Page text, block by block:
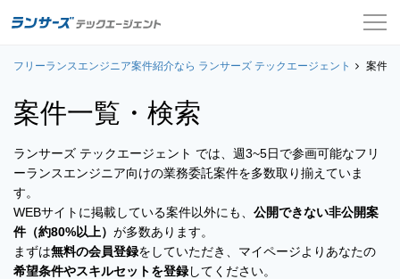
案件一覧
お役立ちコンテンツ
よくある質問
ログイン
フリーランスエンジニア案件紹介なら ランサーズ テックエージェント 案件
案件一覧・検索
ランサーズ テックエージェント では、週3~5日で参画可能なフリ
ーランスエンジニア向けの業務委託案件を多数取り揃えていま
す。
WEBサイトに掲載している案件以外にも、 公開できない非公開案
件（約80%以上） が多数あります。
まずは無料の会員登録をしていただき、マイページよりあなたの
希望条件やスキルセットを登録してください。